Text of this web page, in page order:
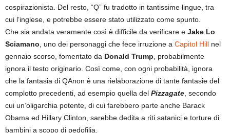
cospirazionista. Del resto, “Q” fu tradotto in tantissime lingue, tra
cui l’inglese, e potrebbe essere stato utilizzato come spunto.
Che sia andata veramente così è difficile da verificare e Jake Lo
Sciamano, uno dei personaggi che fece irruzione a Capitol Hill nel
gennaio scorso, fomentato da Donald Trump, probabilmente
ignora il testo originario. Così come, con ogni probabilità, ignora
che la fantasia di QAnon è una rielaborazione di tante fantasie del
complotto precedenti, ad esempio quella del Pizzagate, secondo
cui un’oligarchia potente, di cui farebbero parte anche Barack
Obama ed Hillary Clinton, sarebbe dedita a riti satanici e torture di
bambini a scopo di pedofilia.